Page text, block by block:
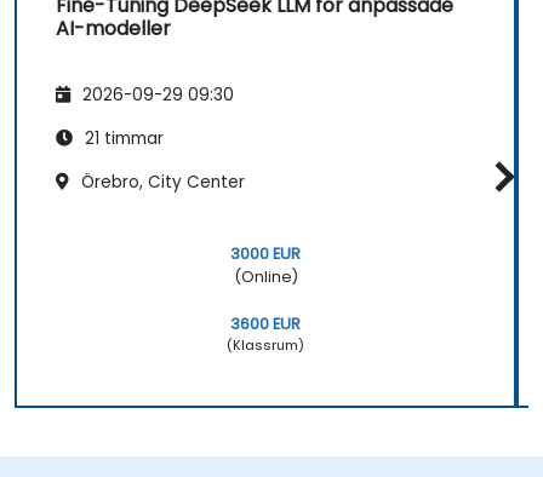
Fine-Tuning DeepSeek LLM för anpassade
AI-modeller
2026-09-29 09:30
21 timmar
Örebro, City Center
3000 EUR
(Online)
3600 EUR
(Klassrum)